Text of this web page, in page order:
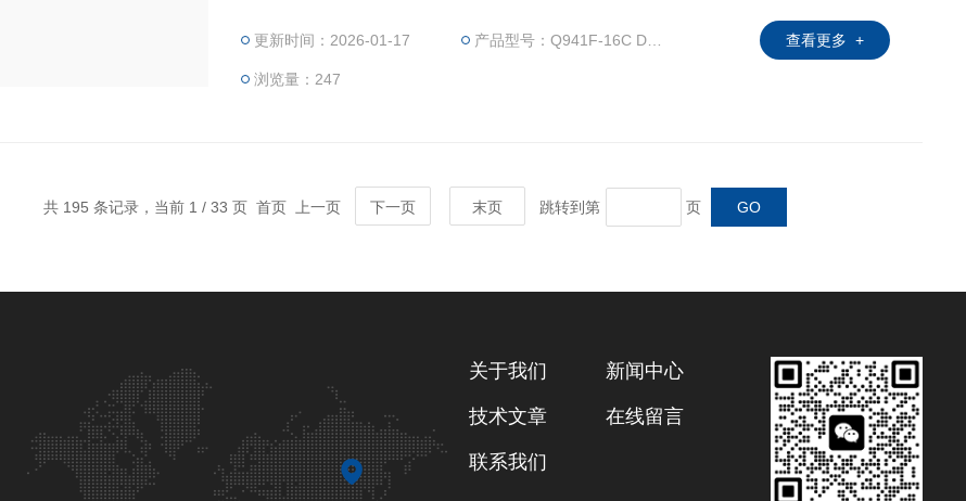
更新时间：2026-01-17 产品型号：Q941F-16C DN150
浏览量：247
查看更多 +
共 195 条记录，当前 1 / 33 页 首页 上一页 下一页 末页 跳转到第 页
关于我们 新闻中心
技术文章 在线留言
联系我们